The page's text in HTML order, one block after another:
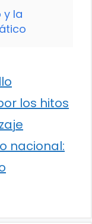
y la
los hitos
nacional: